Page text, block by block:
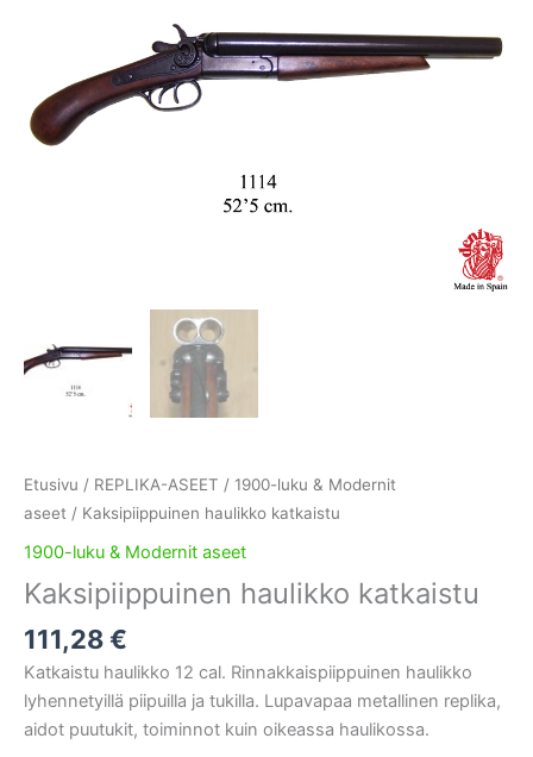
Etusivu / REPLIKA-ASEET / 1900-luku & Modernit
aseet / Kaksipiippuinen haulikko katkaistu
1900-luku & Modernit aseet
Kaksipiippuinen haulikko katkaistu
111,28€
Katkaistu haulikko 12 cal. Rinnakkaispiippuinen haulikko
lyhennetyillä piipuilla ja tukilla. Lupavapaa metallinen replika,
aidot puutukit, toiminnot kuin oikeassa haulikossa.